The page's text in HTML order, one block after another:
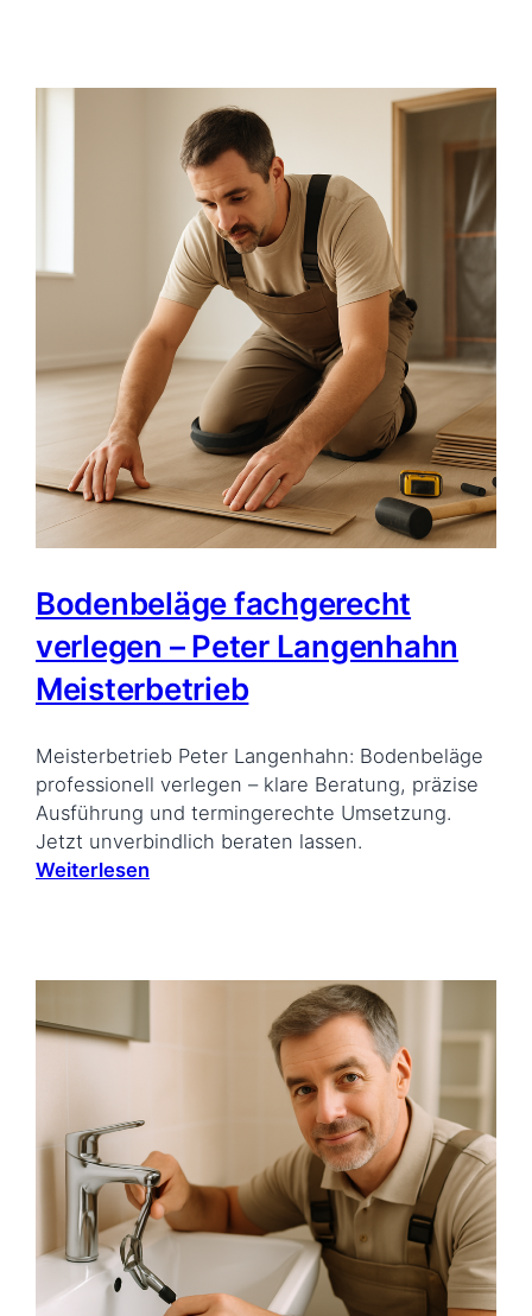
Bodenbeläge fachgerecht
verlegen – Peter Langenhahn
Meisterbetrieb
Meisterbetrieb Peter Langenhahn: Bodenbeläge
professionell verlegen – klare Beratung, präzise
Ausführung und termingerechte Umsetzung.
Jetzt unverbindlich beraten lassen.
Weiterlesen